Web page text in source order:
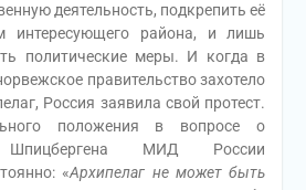
деятельность, подкрепить её
интересующего района, и лишь
политические меры. И когда в
правительство захотело
Россия заявила свой протест.
положения в вопросе о
Шпицбергена МИД России
«Архипелаг не может быть